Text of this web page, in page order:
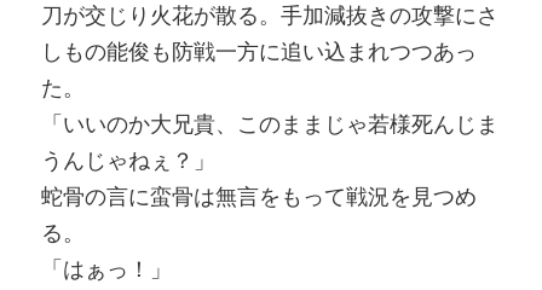
刀が交じり火花が散る。手加減抜きの攻撃にさ
しもの能俊も防戦一方に追い込まれつつあっ
た。
「いいのか大兄貴、このままじゃ若様死んじま
うんじゃねぇ？」
蛇骨の言に蛮骨は無言をもって戦況を見つめ
る。
「はぁっ！」